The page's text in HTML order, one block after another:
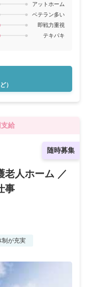
アットホーム
ベテラン多い
即戦力重視
テキパキ
）
給
随時募集
老人ホーム ／
事
制が充実